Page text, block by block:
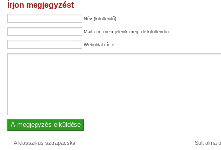
Írjon megjegyzést
Név (kitöltendő)
Mail-cím (nem jelenik meg, de kitöltendő)
Weboldal címe
← A klasszikus sztrapacska Sült alma